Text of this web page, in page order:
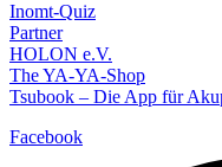
Inomt-Quiz
Partner
HOLON e.V.
The YA-YA-Shop
Tsubook – Die App für
Facebook